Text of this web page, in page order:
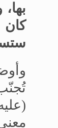
كان